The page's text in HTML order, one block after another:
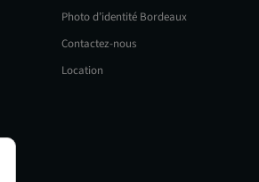
Photo d’identité Bordeaux
Contactez-nous
Location